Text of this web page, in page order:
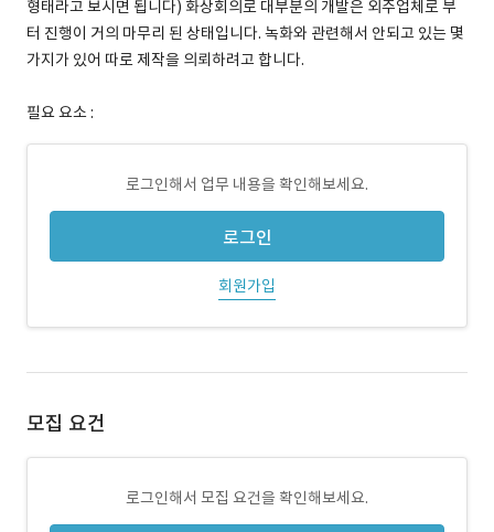
형태라고 보시면 됩니다) 화상회의로 대부분의 개발은 외주업체로 부
터 진행이 거의 마무리 된 상태입니다. 녹화와 관련해서 안되고 있는 몇
가지가 있어 따로 제작을 의뢰하려고 합니다.
필요 요소 :
로그인해서 업무 내용을 확인해보세요.
로그인
회원가입
모집 요건
로그인해서 모집 요건을 확인해보세요.